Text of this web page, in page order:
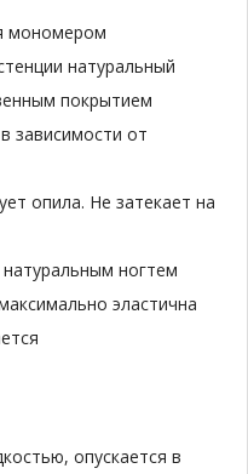
мономером
натуральный
покрытием
зависимости от
опила. Не затекает на
ногтем
эластична
опускается в